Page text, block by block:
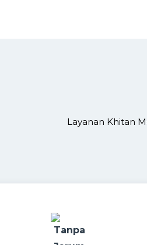
Layanan Khitan